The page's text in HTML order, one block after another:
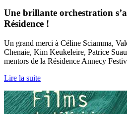
Une brillante orchestration
Résidence !
Un grand merci à Céline Sciamma,
Chenaie, Kim Keukeleire, Patrice
mentors de la Résidence Annecy
Lire la suite